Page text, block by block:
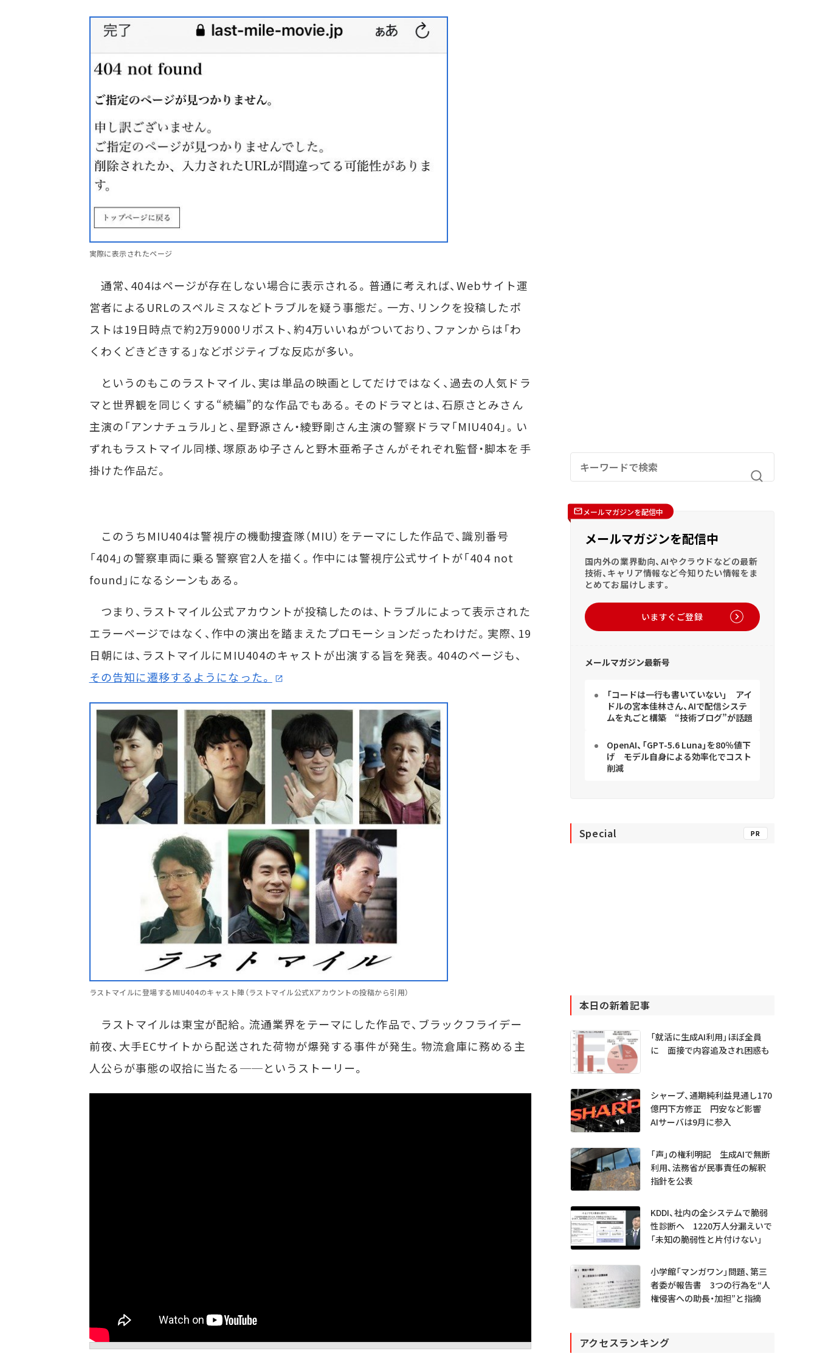
実際に表示されたページ
通常、404はページが存在しない場合に表示される。普通に考えれば、Webサイト運
営者によるURLのスペルミスなどトラブルを疑う事態だ。一方、リンクを投稿したポ
ストは19日時点で約2万9000リポスト、約4万いいねがついており、ファンからは「わ
くわくどきどきする」などポジティブな反応が多い。
というのもこのラストマイル、実は単品の映画としてだけではなく、過去の人気ドラ
マと世界観を同じくする“続編”的な作品でもある。そのドラマとは、石原さとみさん
主演の「アンナチュラル」と、星野源さん・綾野剛さん主演の警察ドラマ「MIU404」。い
ずれもラストマイル同様、塚原あゆ子さんと野木亜希子さんがそれぞれ監督・脚本を手
掛けた作品だ。
このうちMIU404は警視庁の機動捜査隊（MIU）をテーマにした作品で、識別番号
「404」の警察車両に乗る警察官2人を描く。作中には警視庁公式サイトが「404 not
found」になるシーンもある。
つまり、ラストマイル公式アカウントが投稿したのは、トラブルによって表示された
エラーページではなく、作中の演出を踏まえたプロモーションだったわけだ。実際、19
日朝には、ラストマイルにMIU404のキャストが出演する旨を発表。404のページも、
その告知に遷移するようになった。
ラストマイルに登場するMIU404のキャスト陣（ラストマイル公式Xアカウントの投稿から引用）
ラストマイルは東宝が配給。流通業界をテーマにした作品で、ブラックフライデー
前夜、大手ECサイトから配送された荷物が爆発する事件が発生。物流倉庫に務める主
人公らが事態の収拾に当たる──というストーリー。
メールマガジンを配信中
メールマガジンを配信中
国内外の業界動向、AIやクラウドなどの最新
技術、キャリア情報など今知りたい情報をま
とめてお届けします。
いますぐご登録
メールマガジン最新号
「コードは一行も書いていない」 アイ
ドルの宮本佳林さん、AIで配信システ
ムを丸ごと構築 “技術ブログ”が話題
OpenAI、「GPT-5.6 Luna」を80％値下
げ モデル自身による効率化でコスト
削減
Special PR
本日の新着記事
「就活に生成AI利用」ほぼ全員
に 面接で内容追及され困惑も
シャープ、通期純利益見通し170
億円下方修正 円安など影響
AIサーバは9月に参入
「声」の権利明記 生成AIで無断
利用、法務省が民事責任の解釈
指針を公表
KDDI、社内の全システムで脆弱
性診断へ 1220万人分漏えいで
「未知の脆弱性と片付けない」
小学館「マンガワン」問題、第三
者委が報告書 3つの行為を“人
権侵害への助長・加担”と指摘
アクセスランキング